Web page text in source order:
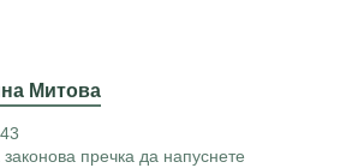
Митова
пречка да напуснете